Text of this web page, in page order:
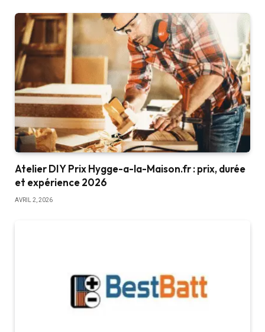
Atelier DIY Prix Hygge-a-la-Maison.fr : prix, durée
et expérience 2026
AVRIL 2, 2026